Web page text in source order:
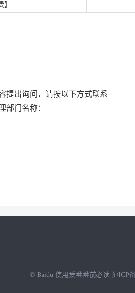
】
提出询问，请按以下方式联系
部门名称：
© Baidu 使用爱番番前必读 沪ICP